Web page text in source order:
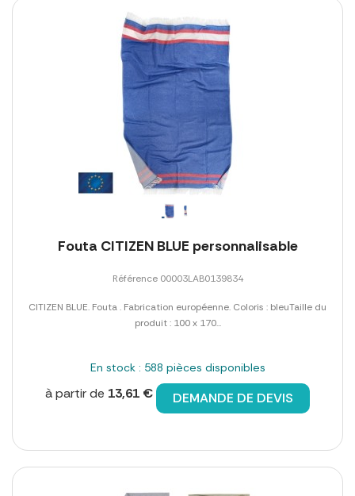
Fouta CITIZEN BLUE personnalisable
Référence 00003LAB0139834
CITIZEN BLUE. Fouta . Fabrication européenne. Coloris : bleuTaille du
produit : 100 x 170...
En stock : 588 pièces disponibles
à partir de 13,61 € DEMANDE DE DEVIS